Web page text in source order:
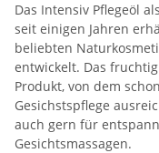
Das Intensiv Pflegeöl
seit einigen Jahren
beliebten
entwickelt. Das
Produkt, von dem
Gesichstspflege
auch gern für
Gesichtsmassagen.